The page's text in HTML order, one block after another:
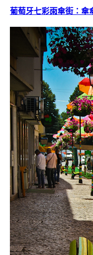
葡萄牙七彩雨傘街：傘